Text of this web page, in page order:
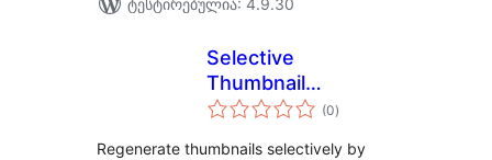
ტესტირებულია: 4.9.30
Selective
Thumbnail
Regenerator(0საერთო
რეიტინგი
)
Regenerate thumbnails selectively by